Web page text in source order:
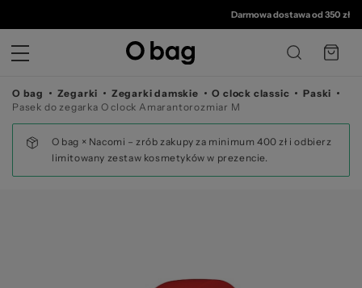
©
Darmowa dostawa od 350 zł•30
O bag Zegarki Zegarki damskie O clock classic
Paski
Pasek do zegarka O clock Amarantorozmiar M
O bag × Nacomi – zrób zakupy za minimum 400 zł i odbierz
limitowany zestaw kosmetyków w prezencie.